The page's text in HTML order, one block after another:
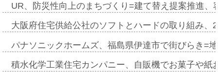
UR、防災性向上のまちづくり=建て替え提案推進
大阪府住宅供給公社のソフトとハードの取り組み
パナソニックホームズ、福島県伊達市で街びらき=
積水化学工業住宅カンパニー、自販機でお菓子や